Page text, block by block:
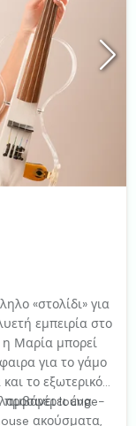
«στολίδι» για
εμπειρία στο
η Μαρία μπορεί
για το γάμο
το εξωτερικό
προσφέρει ένα
lounge-
ακούσματα,